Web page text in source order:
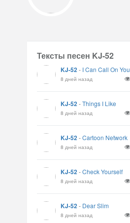
Тексты песен KJ-52
KJ-52- I Can Call On You
8 дней назад
KJ-52-Things I Like
8 дней назад
KJ-52-Cartoon Network
8 дней назад
KJ-52-Check Yourself
8 дней назад
KJ-52- Dear Slim
8 дней назад